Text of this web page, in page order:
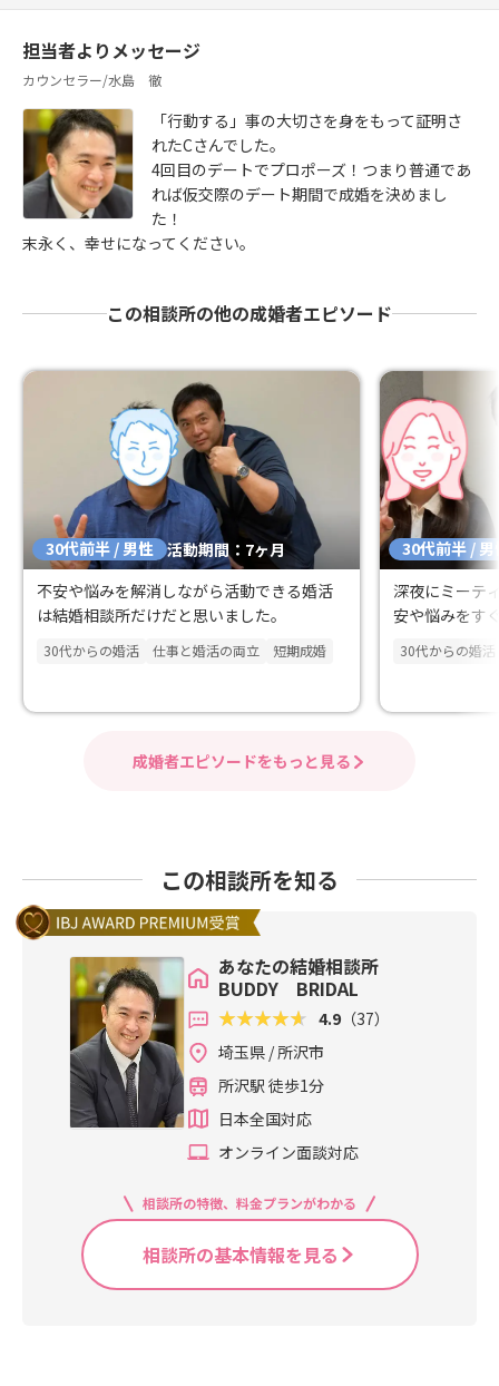
担当者よりメッセージ
カウンセラー/水島 徹
「行動する」事の大切さを身をもって証明さ
れたCさんでした。
4回目のデートでプロポーズ！つまり普通であ
れば仮交際のデート期間で成婚を決めまし
た！
末永く、幸せになってください。
この相談所の他の成婚者エピソード
30代前半 / 男性 活動期間：7ヶ月
不安や悩みを解消しながら活動できる婚活
は結婚相談所だけだと思いました。
30代からの婚活 仕事と婚活の両立 短期成婚
30代前半 / 男
深夜にミーテ
安や悩みをす
30代からの婚活
成婚者エピソードをもっと見る
この相談所を知る
あなたの結婚相談所
BUDDY BRIDAL
4.9 （37）
埼玉県 / 所沢市
所沢駅 徒歩1分
日本全国対応
オンライン面談対応
相談所の特徴、料金プランがわかる
相談所の基本情報を見る